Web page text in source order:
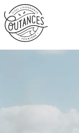
Aller
au
contenu
principal